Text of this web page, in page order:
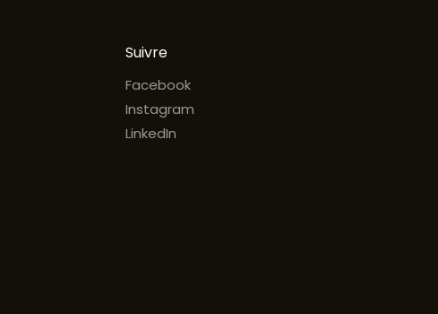
Suivre
Facebook
Instagram
LinkedIn